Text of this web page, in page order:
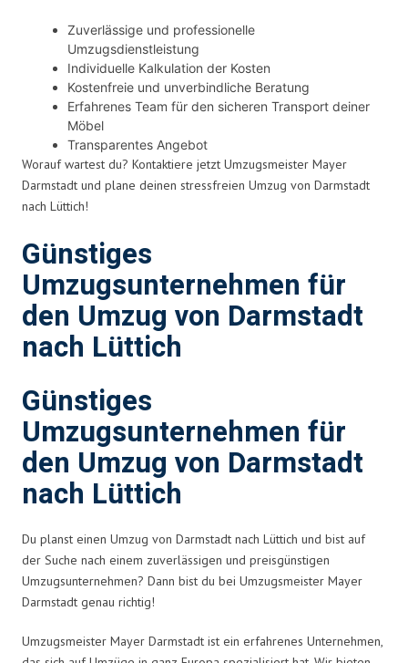
Zuverlässige und professionelle
Umzugsdienstleistung
Individuelle Kalkulation der Kosten
Kostenfreie und unverbindliche Beratung
Erfahrenes Team für den sicheren Transport deiner
Möbel
Transparentes Angebot
Worauf wartest du? Kontaktiere jetzt Umzugsmeister Mayer
Darmstadt und plane deinen stressfreien Umzug von Darmstadt
nach Lüttich!
Günstiges
Umzugsunternehmen für
den Umzug von Darmstadt
nach Lüttich
Günstiges
Umzugsunternehmen für
den Umzug von Darmstadt
nach Lüttich
Du planst einen Umzug von Darmstadt nach Lüttich und bist auf
der Suche nach einem zuverlässigen und preisgünstigen
Umzugsunternehmen? Dann bist du bei Umzugsmeister Mayer
Darmstadt genau richtig!
Umzugsmeister Mayer Darmstadt ist ein erfahrenes Unternehmen,